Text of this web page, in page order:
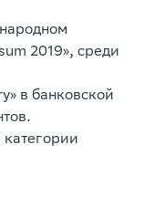
2019», среди
в банковской